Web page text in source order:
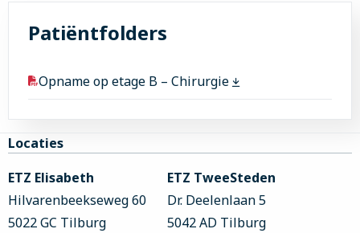
Patiëntfolders
Opname op etage B – Chirurgie
Site
footer
Locaties
ETZ Elisabeth
Hilvarenbeekseweg 60
5022 GC Tilburg
ETZ TweeSteden
Dr. Deelenlaan 5
5042 AD Tilburg